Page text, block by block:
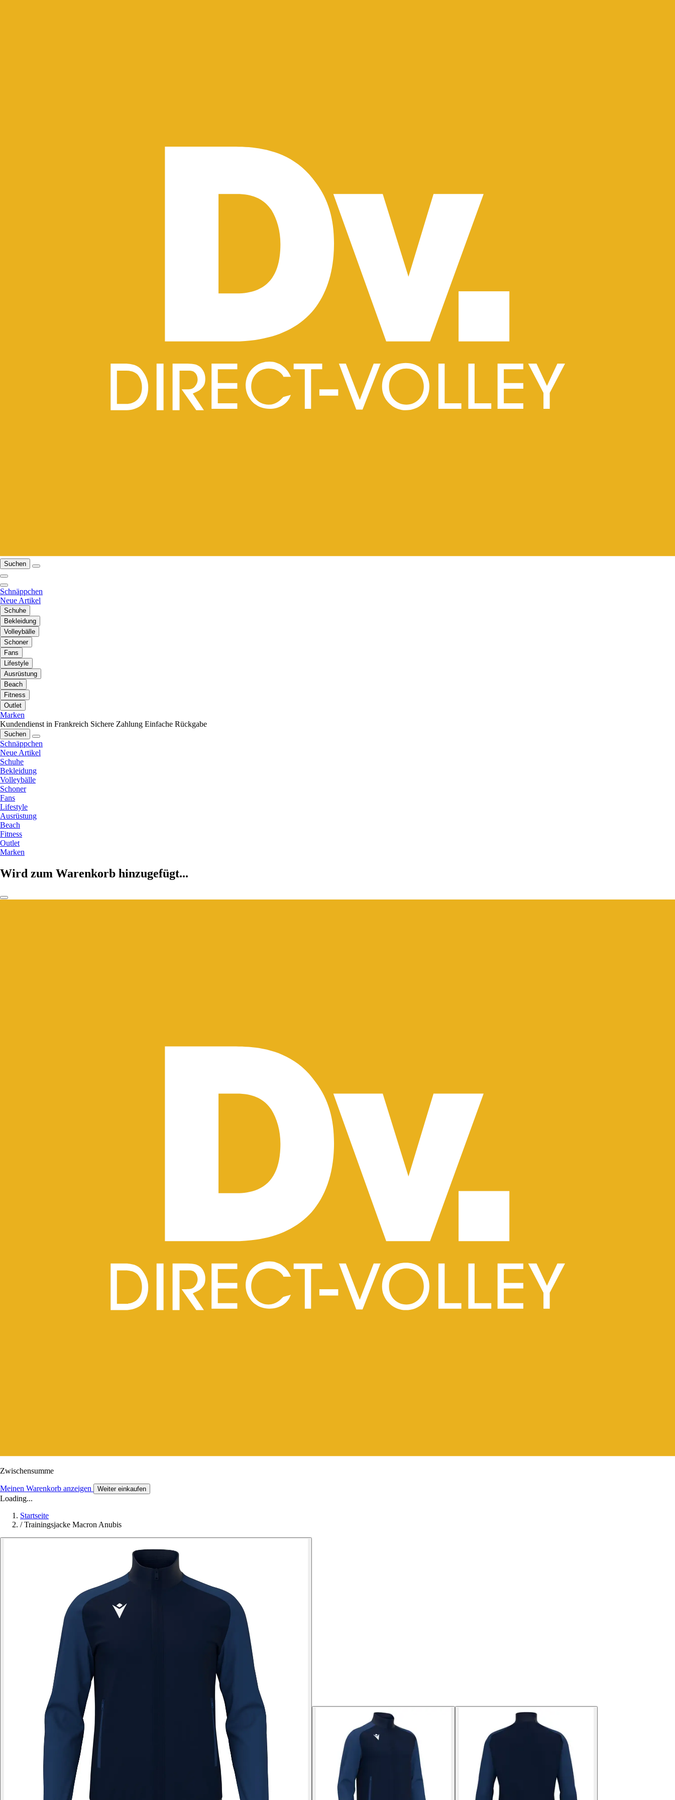
Suchen
Schnäppchen
Neue Artikel
Schuhe
Bekleidung
Volleybälle
Schoner
Fans
Lifestyle
Ausrüstung
Beach
Fitness
Outlet
Marken
Kundendienst in Frankreich Sichere Zahlung Einfache Rückgabe
Suchen
Schnäppchen
Neue Artikel
Schuhe
Bekleidung
Volleybälle
Schoner
Fans
Lifestyle
Ausrüstung
Beach
Fitness
Outlet
Marken
Wird zum Warenkorb hinzugefügt...
Zwischensumme
Meinen Warenkorb anzeigen Weiter einkaufen
Loading...
Startseite
/ Trainingsjacke Macron Anubis